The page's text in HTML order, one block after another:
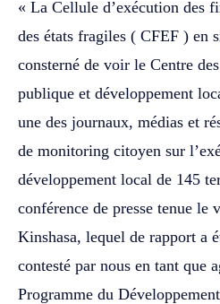
‎« La Cellule d’exécution des
des états fragiles ( CFEF ) en
consterné de voir le Centre
publique et développement
une des journaux, médias et
de monitoring citoyen sur
développement local de 145
conférence de presse tenue le
Kinshasa, lequel de rapport a
contesté par nous en tant que
Programme du